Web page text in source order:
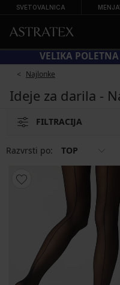
SVETOVALNICA
VELIKA
Najlonke
Ideje za darila -
FILTRACIJA
Razvrsti po: TOP